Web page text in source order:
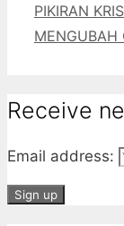
PIKIRAN
MENGUBAH
Receive
Email address: